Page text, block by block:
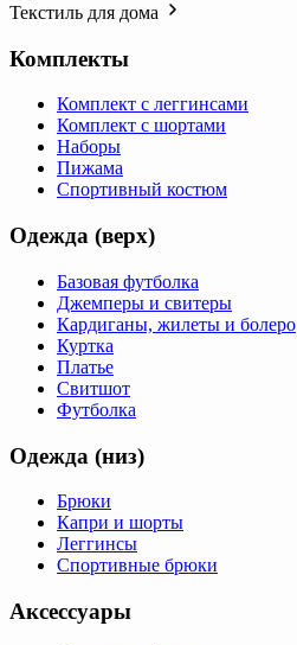
Текстиль для дома
Комплекты
Комплект с леггинсами
Комплект с шортами
Наборы
Пижама
Спортивный костюм
Одежда (верх)
Базовая футболка
Джемперы и свитеры
Кардиганы, жилеты и болеро
Куртка
Платье
Свитшот
Футболка
Одежда (низ)
Брюки
Капри и шорты
Леггинсы
Спортивные брюки
Аксессуары